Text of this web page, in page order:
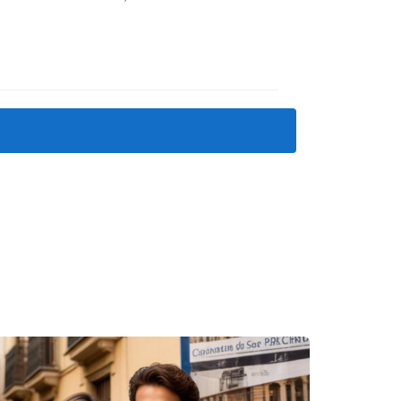
más relevantes incluyen:
local y métodos de valoración
de valoración en la práctica. A